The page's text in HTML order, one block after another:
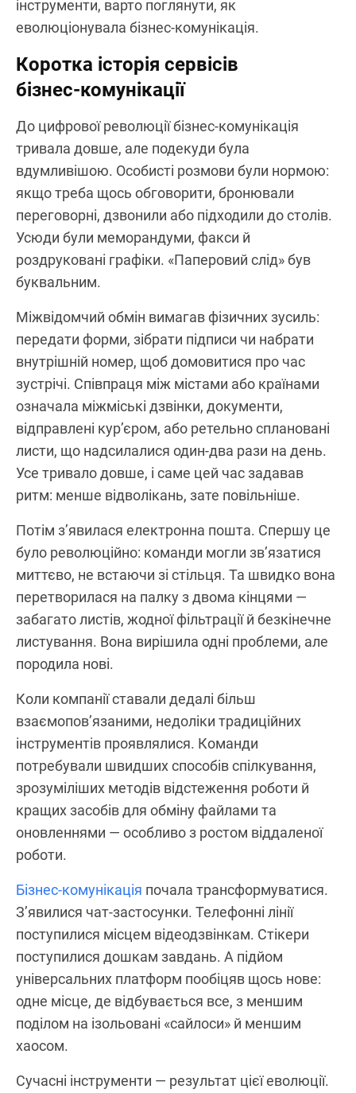
інструменти, варто поглянути, як
еволюціонувала бізнес‑комунікація.
Коротка історія сервісів
бізнес‑комунікації
До цифрової революції бізнес‑комунікація
тривала довше, але подекуди була
вдумливішою. Особисті розмови були нормою:
якщо треба щось обговорити, бронювали
переговорні, дзвонили або підходили до столів.
Усюди були меморандуми, факси й
роздруковані графіки. «Паперовий слід» був
буквальним.
Міжвідомчий обмін вимагав фізичних зусиль:
передати форми, зібрати підписи чи набрати
внутрішній номер, щоб домовитися про час
зустрічі. Співпраця між містами або країнами
означала міжміські дзвінки, документи,
відправлені кур’єром, або ретельно сплановані
листи, що надсилалися один‑два рази на день.
Усе тривало довше, і саме цей час задавав
ритм: менше відволікань, зате повільніше.
Потім з’явилася електронна пошта. Спершу це
було революційно: команди могли зв’язатися
миттєво, не встаючи зі стільця. Та швидко вона
перетворилася на палку з двома кінцями —
забагато листів, жодної фільтрації й безкінечне
листування. Вона вирішила одні проблеми, але
породила нові.
Коли компанії ставали дедалі більш
взаємопов’язаними, недоліки традиційних
інструментів проявлялися. Команди
потребували швидших способів спілкування,
зрозуміліших методів відстеження роботи й
кращих засобів для обміну файлами та
оновленнями — особливо з ростом віддаленої
роботи.
Бізнес‑комунікація почала трансформуватися.
З’явилися чат‑застосунки. Телефонні лінії
поступилися місцем відеодзвінкам. Стікери
поступилися дошкам завдань. А підйом
універсальних платформ пообіцяв щось нове:
одне місце, де відбувається все, з меншим
поділом на ізольовані «сайлоси» й меншим
хаосом.
Сучасні інструменти — результат цієї еволюції.